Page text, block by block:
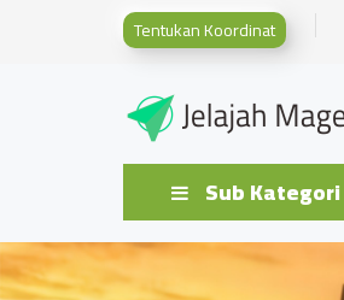
Tentukan Koordinat
Sub Kategori